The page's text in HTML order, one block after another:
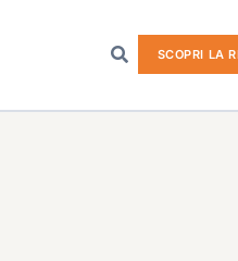
SCOPRI LA